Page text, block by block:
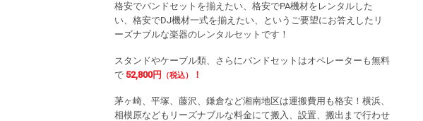
格安でバンドセットを揃えたい、格安でPA機材をレンタルした
い、格安でDJ機材一式を揃えたい、というご要望にお答えしたリ
ーズナブルな楽器のレンタルセットです！
スタンドやケーブル類、さらにバンドセットはオペレーターも無料
で 52,800円 （税込） ！
茅ヶ崎、平塚、藤沢、鎌倉など湘南地区は運搬費用も格安！横浜、
相模原などもリーズナブルな料金にて搬入、設置、搬出まで行わせ